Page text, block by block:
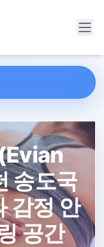
송도국
감정 안
공간